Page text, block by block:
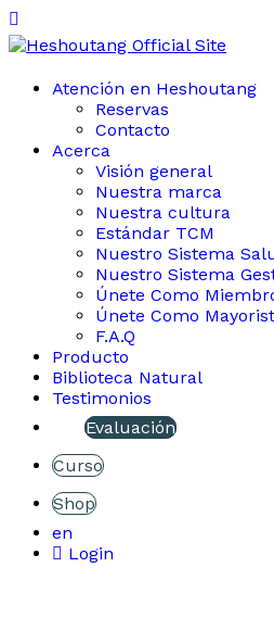
Atención en Heshoutang
Reservas
Contacto
Acerca
Visión general
Nuestra marca
Nuestra cultura
Estándar TCM
Nuestro Sistema
Nuestro Sistema
Únete Como
Únete Como
F.A.Q
Producto
Biblioteca Natural
Testimonios
Evaluación
Curso
Shop
en
Login